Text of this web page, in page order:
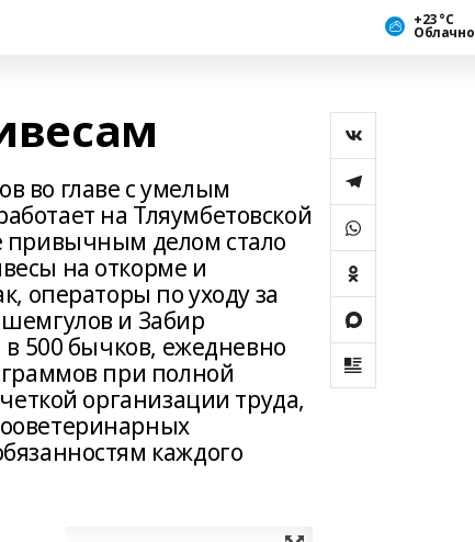
+23 °С
Облачно
во главе с умелым
на Тляумбетовской
привычным делом стало
на откорме и
операторы по уходу за
и Забир
500 бычков, ежедневно
при полной
организации труда,
каждого